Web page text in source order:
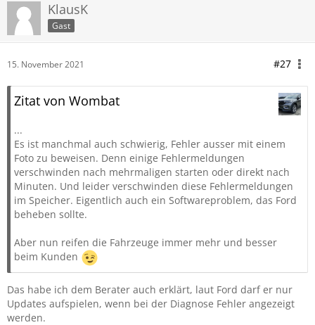
KlausK
Gast
15. November 2021 #27
Zitat von Wombat
...
Es ist manchmal auch schwierig, Fehler ausser mit einem
Foto zu beweisen. Denn einige Fehlermeldungen
verschwinden nach mehrmaligen starten oder direkt nach
Minuten. Und leider verschwinden diese Fehlermeldungen
im Speicher. Eigentlich auch ein Softwareproblem, das Ford
beheben sollte.
Aber nun reifen die Fahrzeuge immer mehr und besser
beim Kunden
Das habe ich dem Berater auch erklärt, laut Ford darf er nur
Updates aufspielen, wenn bei der Diagnose Fehler angezeigt
werden.